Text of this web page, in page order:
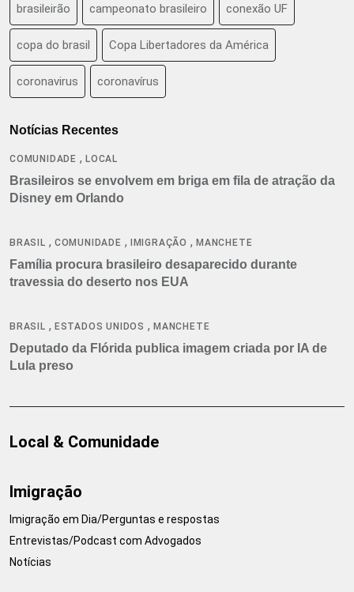
brasileirão campeonato brasileiro conexão UF
copa do brasil Copa Libertadores da América
coronavirus coronavírus
Notícias Recentes
COMUNIDADE , LOCAL
Brasileiros se envolvem em briga em fila de atração da
Disney em Orlando
BRASIL , COMUNIDADE , IMIGRAÇÃO ,MANCHETE
Família procura brasileiro desaparecido durante
travessia do deserto nos EUA
BRASIL , ESTADOS UNIDOS ,MANCHETE
Deputado da Flórida publica imagem criada por IA de
Lula preso
Local & Comunidade
Imigração
Imigração em Dia/Perguntas e respostas
Entrevistas/Podcast com Advogados
Notícias